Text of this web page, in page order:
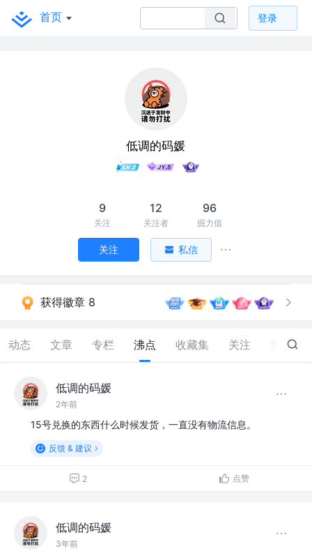
首页 登录
低调的码媛
9
关注
12
关注者
96
掘力值
关注 私信
获得徽章 8
动态 文章 专栏 沸点 收藏集 关注 95
低调的码媛
2年前
15号兑换的东西什么时候发货，一直没有物流信息。
反馈 & 建议
2 点赞
低调的码媛
3年前